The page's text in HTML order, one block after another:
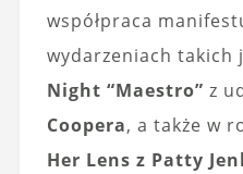
współpraca
wydarzeniach takich
Night “Maestro” z
Coopera, a także w
Her Lens z Patty